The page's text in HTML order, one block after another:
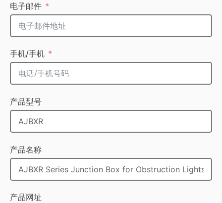
电子邮件
手机/手机
产品型号
产品名称
产品网址